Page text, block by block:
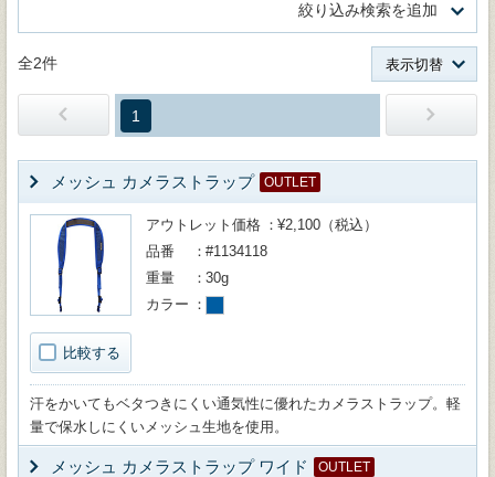
絞り込み検索を追加
全2件 表示切替
1
メッシュ カメラストラップ OUTLET
比較する
アウトレット価格
¥2,100（税込）
品番
#1134118
重量
30g
カラー
汗をかいてもベタつきにくい通気性に優れたカメラストラップ。軽
量で保水しにくいメッシュ生地を使用。
メッシュ カメラストラップ ワイド OUTLET